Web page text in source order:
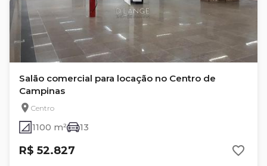
Salão comercial para locação no Centro de
Campinas
Centro
1100 m² 13
R$ 52.827